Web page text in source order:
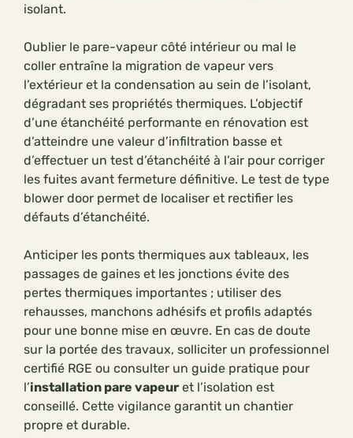
isolant.
Oublier le pare-vapeur côté intérieur ou mal le
coller entraîne la migration de vapeur vers
l’extérieur et la condensation au sein de l’isolant,
dégradant ses propriétés thermiques. L’objectif
d’une étanchéité performante en rénovation est
d’atteindre une valeur d’infiltration basse et
d’effectuer un test d’étanchéité à l’air pour corriger
les fuites avant fermeture définitive. Le test de type
blower door permet de localiser et rectifier les
défauts d’étanchéité.
Anticiper les ponts thermiques aux tableaux, les
passages de gaines et les jonctions évite des
pertes thermiques importantes ; utiliser des
rehausses, manchons adhésifs et profils adaptés
pour une bonne mise en œuvre. En cas de doute
sur la portée des travaux, solliciter un professionnel
certifié RGE ou consulter un guide pratique pour
l’installation pare vapeur et l’isolation est
conseillé. Cette vigilance garantit un chantier
propre et durable.